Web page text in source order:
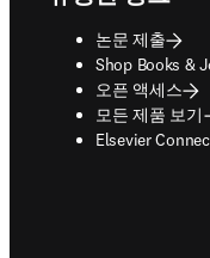
논문 제출
Shop Books &
opens in new
오픈 액세스
모든 제품 보기
Elsevier